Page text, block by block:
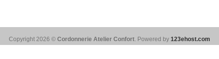
Copyright 2026 © Cordonnerie Atelier Confort. Powered by 123ehost.com